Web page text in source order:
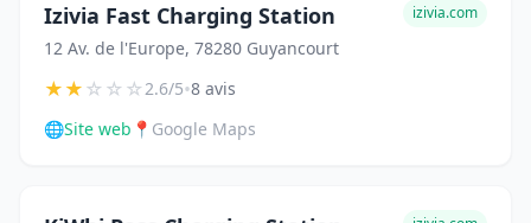
Izivia Fast Charging Station
12 Av. de l'Europe, 78280 Guyancourt
izivia.com
★★☆☆☆2.6/5•8 avis
🌐Site web 📍 Google Maps